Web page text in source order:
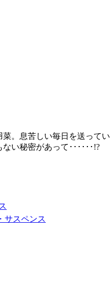
菜。息苦しい毎日を送って
い秘密があって･･････!?
サスペンス